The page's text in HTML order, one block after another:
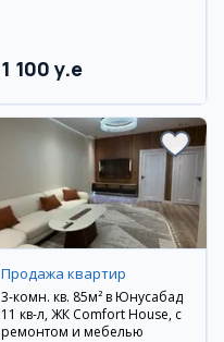
1 100 y.e
Продажа квартир
3-комн. кв. 85м² в Юнусабад
11 кв-л, ЖК Comfort House, с
ремонтом и мебелью